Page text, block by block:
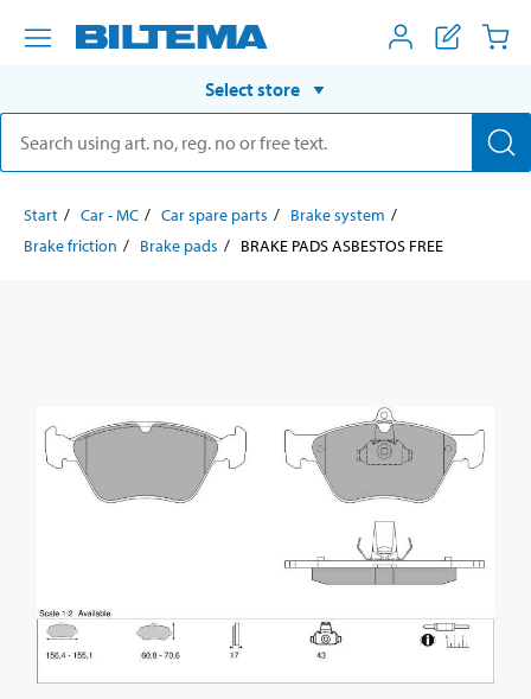
Select store
Start Car - MC Car spare parts
Brake system
Brake friction
Brake pads BRAKE PADS ASBESTOS FREE